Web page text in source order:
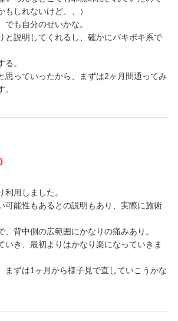
しれないけど、、）
でも自分のせいかな。
と説明してくれるし、確かにバキボキ系で
る。
思っていったから、まずは2ヶ月間通ってみ
用しました。
可能性もあるとの説明もあり、実際に施術
、背中側の広範囲にかなりの痛みあり。
いき、最初よりはかなり楽になっていきま
まずは1ヶ月から様子見で直していこうかな